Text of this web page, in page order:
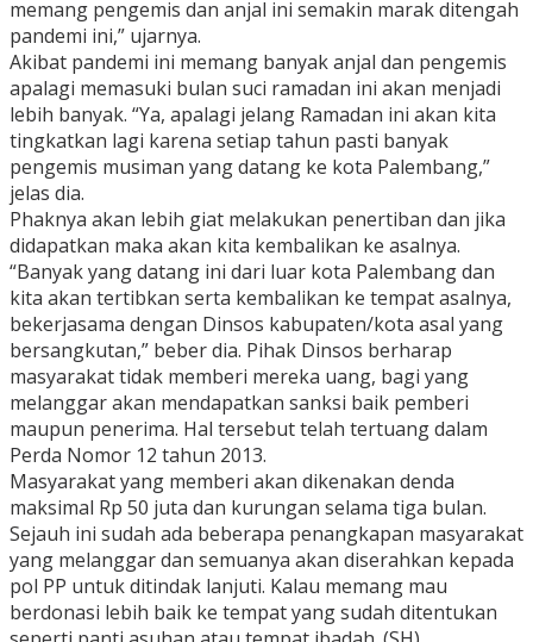
memang pengemis dan anjal ini semakin marak ditengah
pandemi ini,” ujarnya.
Akibat pandemi ini memang banyak anjal dan pengemis
apalagi memasuki bulan suci ramadan ini akan menjadi
lebih banyak. “Ya, apalagi jelang Ramadan ini akan kita
tingkatkan lagi karena setiap tahun pasti banyak
pengemis musiman yang datang ke kota Palembang,”
jelas dia.
Phaknya akan lebih giat melakukan penertiban dan jika
didapatkan maka akan kita kembalikan ke asalnya.
“Banyak yang datang ini dari luar kota Palembang dan
kita akan tertibkan serta kembalikan ke tempat asalnya,
bekerjasama dengan Dinsos kabupaten/kota asal yang
bersangkutan,” beber dia. Pihak Dinsos berharap
masyarakat tidak memberi mereka uang, bagi yang
melanggar akan mendapatkan sanksi baik pemberi
maupun penerima. Hal tersebut telah tertuang dalam
Perda Nomor 12 tahun 2013.
Masyarakat yang memberi akan dikenakan denda
maksimal Rp 50 juta dan kurungan selama tiga bulan.
Sejauh ini sudah ada beberapa penangkapan masyarakat
yang melanggar dan semuanya akan diserahkan kepada
pol PP untuk ditindak lanjuti. Kalau memang mau
berdonasi lebih baik ke tempat yang sudah ditentukan